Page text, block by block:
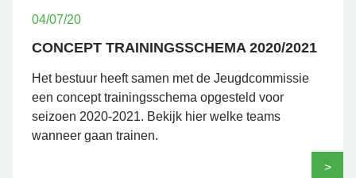
04/07/20
CONCEPT TRAININGSSCHEMA 2020/2021
Het bestuur heeft samen met de Jeugdcommissie
een concept trainingsschema opgesteld voor
seizoen 2020-2021. Bekijk hier welke teams
wanneer gaan trainen.
>